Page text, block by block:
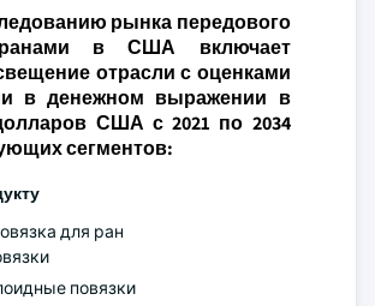
рынка передового
в США включает
отрасли с оценками
в денежном выражении в
США с 2021 по 2034
сегментов:
для ран
повязки